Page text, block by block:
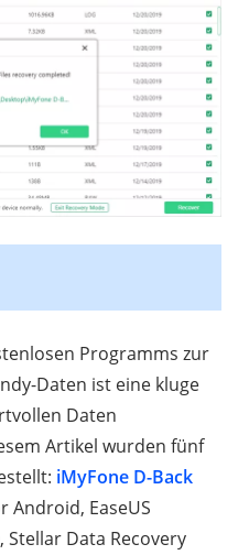
Programms zur
Daten ist eine kluge
Daten
Artikel wurden fünf
iMyFone D-Back
Android, EaseUS
Data Recovery